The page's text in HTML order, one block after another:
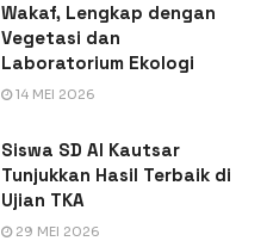
Wakaf, Lengkap dengan
Vegetasi dan
Laboratorium Ekologi
14 MEI 2026
Siswa SD Al Kautsar
Tunjukkan Hasil Terbaik di
Ujian TKA
29 MEI 2026